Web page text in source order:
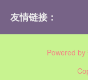
友情链接：
Powered by